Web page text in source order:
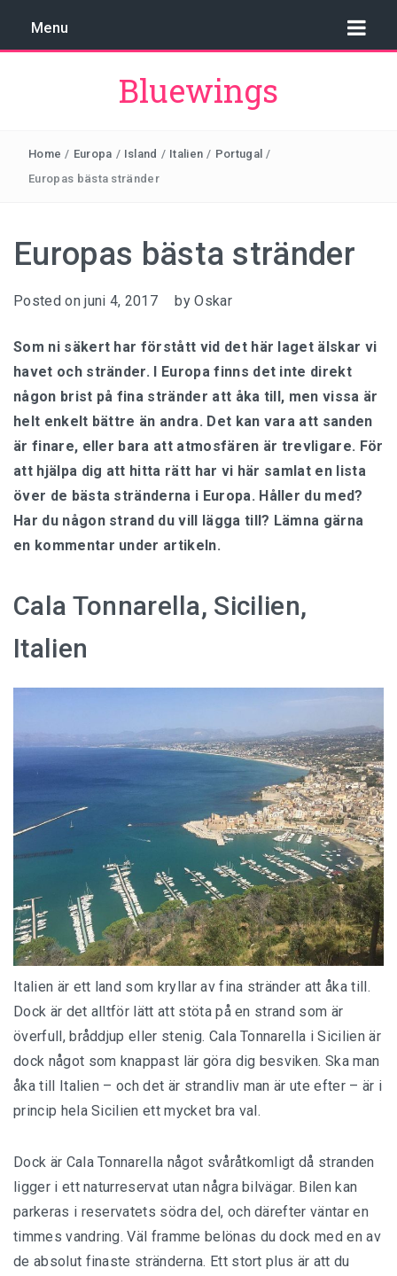
Menu
VAD ÄR KLOCKAN I SIDNEY?
VAD ÄR KLOCKAN I LONDON?
Bluewings
Home / Europa / Island / Italien / Portugal /
Europas bästa stränder
Europas bästa stränder
Posted onjuni 4, 2017 byOskar
Som ni säkert har förstått vid det här laget älskar vi
havet och stränder. I Europa finns det inte direkt
någon brist på fina stränder att åka till, men vissa är
helt enkelt bättre än andra. Det kan vara att sanden
är finare, eller bara att atmosfären är trevligare. För
att hjälpa dig att hitta rätt har vi här samlat en lista
över de bästa stränderna i Europa. Håller du med?
Har du någon strand du vill lägga till? Lämna gärna
en kommentar under artikeln.
Cala Tonnarella, Sicilien,
Italien
Italien är ett land som kryllar av fina stränder att åka till.
Dock är det alltför lätt att stöta på en strand som är
överfull, bråddjup eller stenig. Cala Tonnarella i Sicilien är
dock något som knappast lär göra dig besviken. Ska man
åka till Italien – och det är strandliv man är ute efter – är i
princip hela Sicilien ett mycket bra val.
Dock är Cala Tonnarella något svåråtkomligt då stranden
ligger i ett naturreservat utan några bilvägar. Bilen kan
parkeras i reservatets södra del, och därefter väntar en
timmes vandring. Väl framme belönas du dock med en av
de absolut finaste stränderna. Ett stort plus är att du